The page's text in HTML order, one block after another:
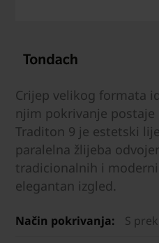
Crijep velikog formata
njim pokrivanje
Traditon 9 je estetski
paralelna žlijeba
tradicionalnih i
elegantan izgled.
Način pokrivanja: S